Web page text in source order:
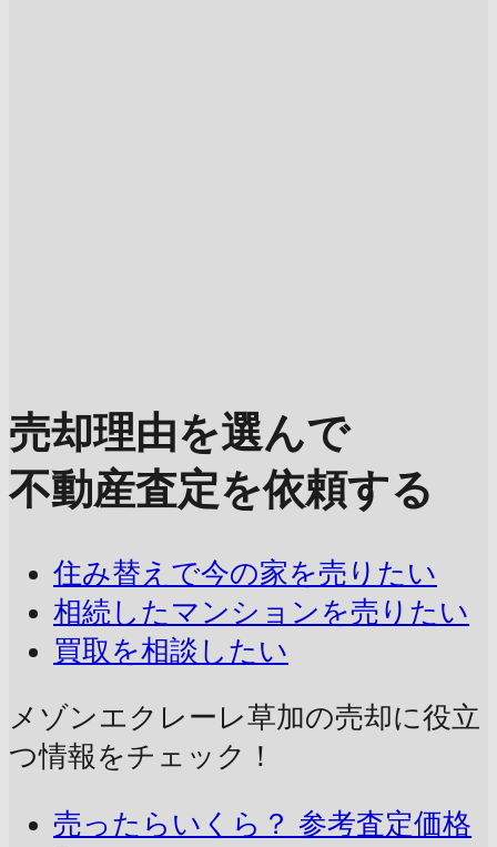
売却理由を選んで
不動産査定を依頼する
住み替えで今の家を売りたい
相続したマンションを売りたい
買取を相談したい
メゾンエクレーレ草加の売却に役立
つ情報をチェック！
売ったらいくら？ 参考査定価格